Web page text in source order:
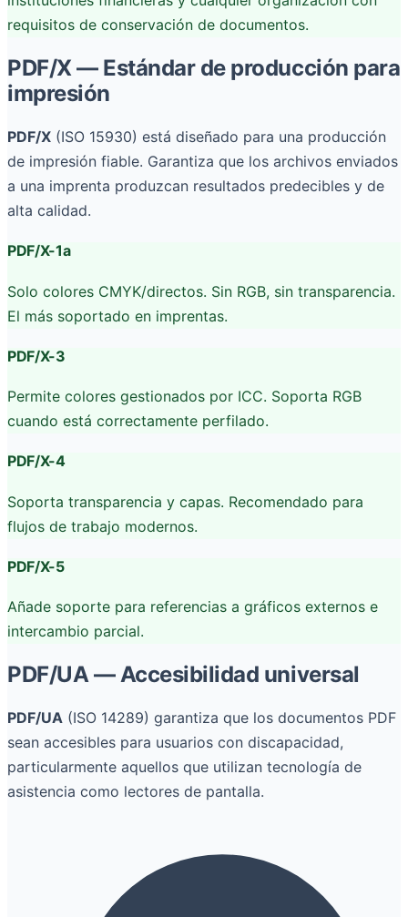
requisitos de conservación de documentos.
PDF/X — Estándar de producción para
impresión
PDF/X (ISO 15930) está diseñado para una producción
de impresión fiable. Garantiza que los archivos enviados
a una imprenta produzcan resultados predecibles y de
alta calidad.
PDF/X-1a
Solo colores CMYK/directos. Sin RGB, sin transparencia.
El más soportado en imprentas.
PDF/X-3
Permite colores gestionados por ICC. Soporta RGB
cuando está correctamente perfilado.
PDF/X-4
Soporta transparencia y capas. Recomendado para
flujos de trabajo modernos.
PDF/X-5
Añade soporte para referencias a gráficos externos e
intercambio parcial.
PDF/UA — Accesibilidad universal
PDF/UA (ISO 14289) garantiza que los documentos PDF
sean accesibles para usuarios con discapacidad,
particularmente aquellos que utilizan tecnología de
asistencia como lectores de pantalla.